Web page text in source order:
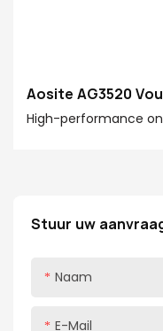
Stuur uw
Naam
E-Mail
Aosite AG3520
High-performance
deurpaneel,